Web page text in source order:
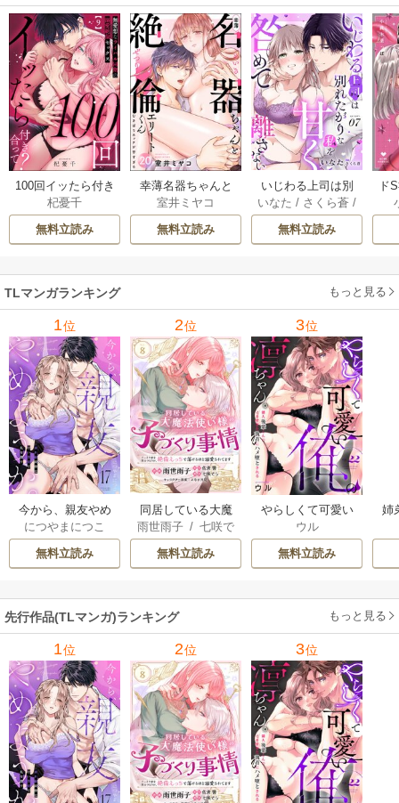
100回イッたら付き
合って？ 無愛想な
ライバル同期の溺
愛絶倫セックス
杞憂千
無料立読み
幸薄名器ちゃんと
絶倫エリートくん
むさぼりエッチが
甘すぎる（分冊
室井ミヤコ
無料立読み
いじわる上司は別
れたがりな私を甘
く咎めて離さない
【分冊版】 7巻
いなた / さくら蒼 /
ache
無料立読み
ド
TLマンガランキング もっと見る
1位
今から、親友やめ
ようか。～腐れ縁
同僚は甘い快楽で
私を壊す～
につやまにつこ
無料立読み
2位
同居している大魔
法使い様の子づく
り事情 こっそり家
を出るつもりが、
るほど溺愛されて
ます
雨世雨子 /七咲で
ら/佐倉響/よな
が月見
無料立読み
3位
やらしくて可愛い
俺の凛ちゃん。～
隣人後輩くんのイ
キすぎた執着にハ
ウル
無料立読み
姉
先行作品(TLマンガ)ランキング もっと見る
1位 2位 3位